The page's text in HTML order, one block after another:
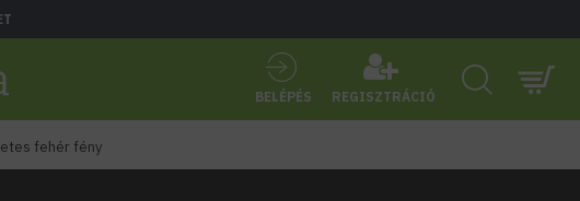
BELÉPÉS REGISZTRÁCIÓ
fehér fény